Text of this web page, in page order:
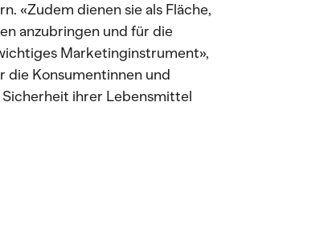
«Zudem dienen sie als Fläche,
anzubringen und für die
Marketinginstrument»,
die Konsumentinnen und
ihrer Lebensmittel